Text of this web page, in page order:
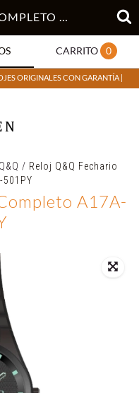
RELOJ Q&Q FECHARIO COMPLETO A17A-501PY
CARRITO 0
ORIGINALES CON GARANTÍA |
/ Reloj Q&Q Fechario
A17A-